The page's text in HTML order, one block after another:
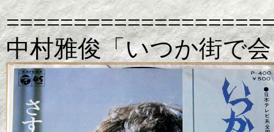
中村雅俊「いつか街で